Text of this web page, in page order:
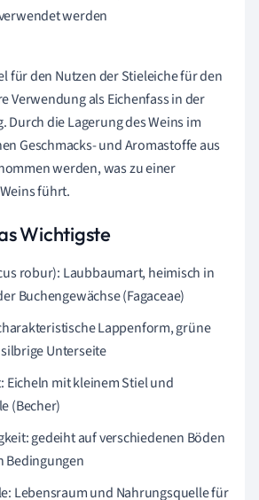
werden
für den Nutzen der Stieleiche für den
Verwendung als Eichenfass in der
Durch die Lagerung des Weins im
Geschmacks- und Aromastoffe aus
werden, was zu einer
führt.
Wichtigste
robur): Laubbaumart, heimisch in
Buchengewächse (Fagaceae)
Lappenform, grüne
Unterseite
Eicheln mit kleinem Stiel und
(Becher)
gedeiht auf verschiedenen Böden
Bedingungen
Lebensraum und Nahrungsquelle für